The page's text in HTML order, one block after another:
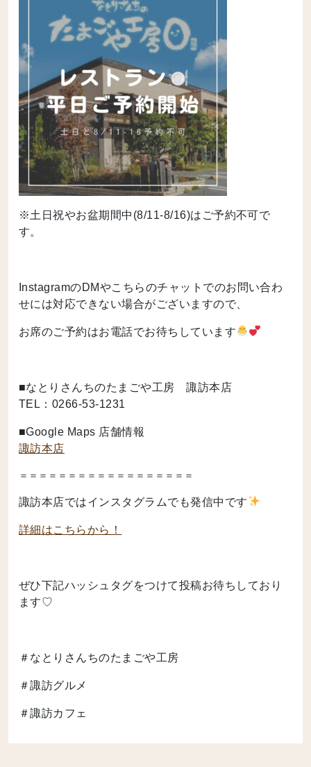
※土日祝やお盆期間中(8/11-8/16)はご予約不可で
す。
InstagramのDMやこちらのチャットでのお問い合わ
せには対応できない場合がございますので、
お席のご予約はお電話でお待ちしています
■なとりさんちのたまごや工房 諏訪本店
TEL：0266-53-1231
■Google Maps 店舗情報
諏訪本店
＝＝＝＝＝＝＝＝＝＝＝＝＝＝＝＝＝＝
諏訪本店ではインスタグラムでも発信中です
詳細はこちらから！
ぜひ下記ハッシュタグをつけて投稿お待ちしており
ます♡
＃なとりさんちのたまごや工房
＃諏訪グルメ
＃諏訪カフェ